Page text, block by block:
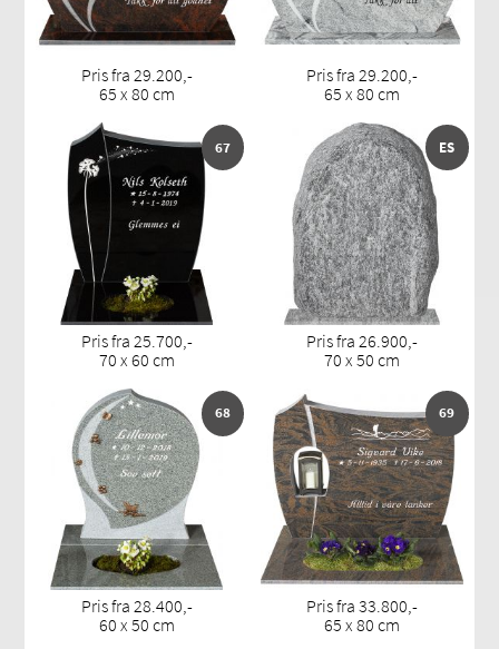
Pris fra 29.200,-
65 x 80 cm
Pris fra 29.200,-
65 x 80 cm
67
Pris fra 25.700,-
70 x 60 cm
ES
Pris fra 26.900,-
70 x 50 cm
68
Pris fra 28.400,-
60 x 50 cm
69
Pris fra 33.800,-
65 x 80 cm